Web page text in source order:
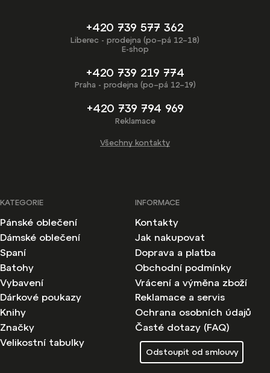
+420 739 577 362
Liberec - prodejna (po–pá 12–18)
E-shop
+420 739 219 774
Praha - prodejna (po–pá 12–19)
+420 739 794 969
Reklamace
Všechny kontakty
KATEGORIE
Pánské oblečení
Dámské oblečení
Spaní
Batohy
Vybavení
Dárkové poukazy
Knihy
Značky
Velikostní tabulky
INFORMACE
Kontakty
Jak nakupovat
Doprava a platba
Obchodní podmínky
Vrácení a výměna zboží
Reklamace a servis
Ochrana osobních údajů
Časté dotazy (FAQ)
Odstoupit od smlouvy